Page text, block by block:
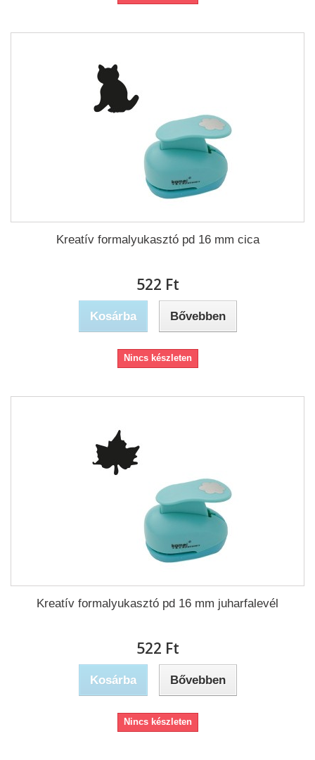
Kreatív formalyukasztó pd 16 mm cica
522 Ft‎
Kosárba Bővebben
Nincs készleten
Kreatív formalyukasztó pd 16 mm juharfalevél
522 Ft‎
Kosárba Bővebben
Nincs készleten